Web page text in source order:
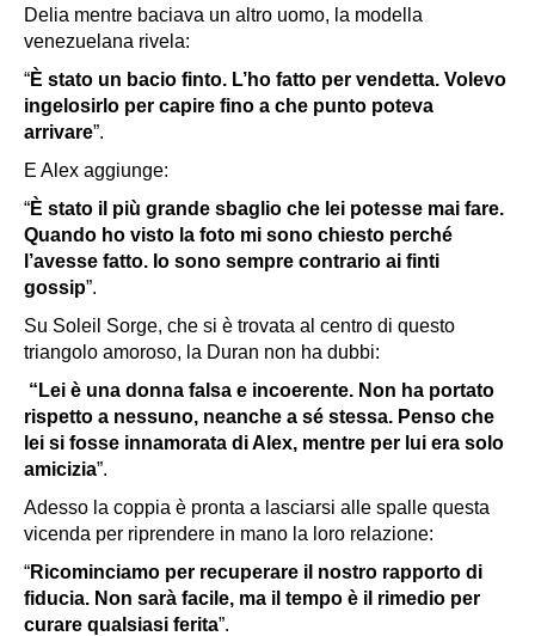
Delia mentre baciava un altro uomo, la modella
venezuelana rivela:
“È stato un bacio finto. L’ho fatto per vendetta. Volevo
ingelosirlo per capire fino a che punto poteva
arrivare”.
E Alex aggiunge:
“È stato il più grande sbaglio che lei potesse mai fare.
Quando ho visto la foto mi sono chiesto perché
l’avesse fatto. Io sono sempre contrario ai finti
gossip”.
Su Soleil Sorge, che si è trovata al centro di questo
triangolo amoroso, la Duran non ha dubbi:
“Lei è una donna falsa e incoerente. Non ha portato
rispetto a nessuno, neanche a sé stessa. Penso che
lei si fosse innamorata di Alex, mentre per lui era solo
amicizia”.
Adesso la coppia è pronta a lasciarsi alle spalle questa
vicenda per riprendere in mano la loro relazione:
“Ricominciamo per recuperare il nostro rapporto di
fiducia. Non sarà facile, ma il tempo è il rimedio per
curare qualsiasi ferita”.